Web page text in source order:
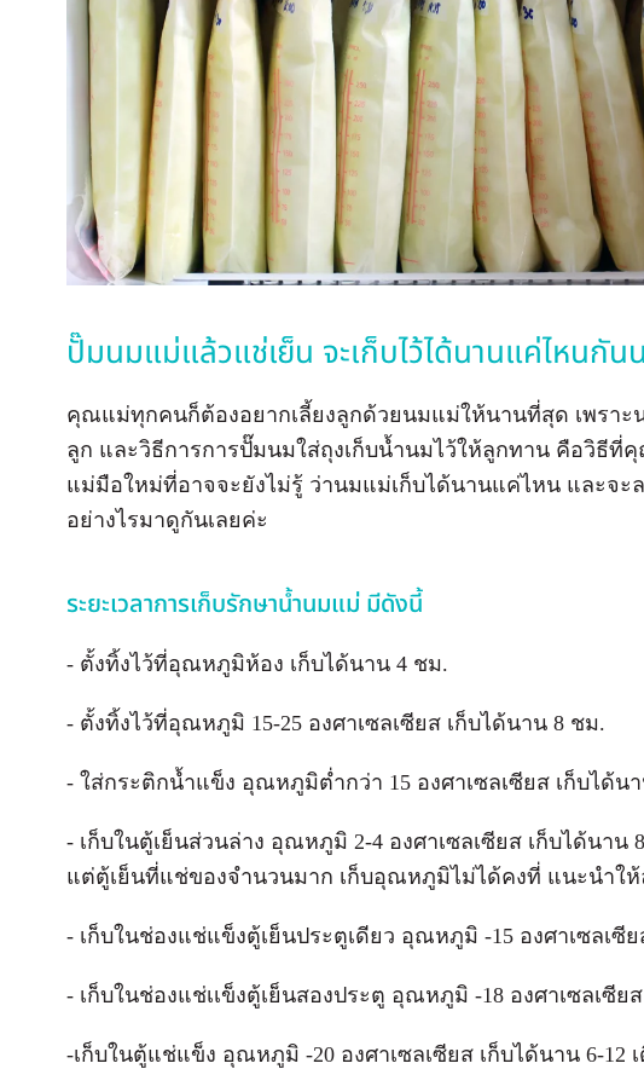
ปั๊มนมแม่แล้วแช่เย็น จะเก็บไว้ได้นานแค่ไหนกัน
คุณแม่ทุกคนก็ต้องอยากเลี้ยงลูกด้วยนมแม่ให้นานที่สุด เพรา
ลูก และวิธีการการปั๊มนมใส่ถุงเก็บน้ำนมไว้ให้ลูกทาน คือวิธี
แม่มือใหม่ที่อาจจะยังไม่รู้ ว่านมแม่เก็บได้นานแค่ไหน และจ
อย่างไรมาดูกันเลยค่ะ
ระยะเวลาการเก็บรักษาน้ำนมแม่ มีดังนี้
- ตั้งทิ้งไว้ที่อุณหภูมิห้อง เก็บได้นาน 4 ชม.
- ตั้งทิ้งไว้ที่อุณหภูมิ 15-25 องศาเซลเซียส เก็บได้นาน 8 ชม.
- ใส่กระติกน้ำแข็ง อุณหภูมิต่ำกว่า 15 องศาเซลเซียส เก็บได้น
- เก็บในตู้เย็นส่วนล่าง อุณหภูมิ 2-4 องศาเซลเซียส เก็บได้นาน
แต่ตู้เย็นที่แช่ของจำนวนมาก เก็บอุณหภูมิไม่ได้คงที่ แนะนำให้
- เก็บในช่องแช่แข็งตู้เย็นประตูเดียว อุณหภูมิ -15 องศาเซลเซี
- เก็บในช่องแช่เเข็งตู้เย็นสองประตู อุณหภูมิ -18 องศาเซลเซีย
-เก็บในตู้แช่แข็ง อุณหภูมิ -20 องศาเซลเซียส เก็บได้นาน 6-12